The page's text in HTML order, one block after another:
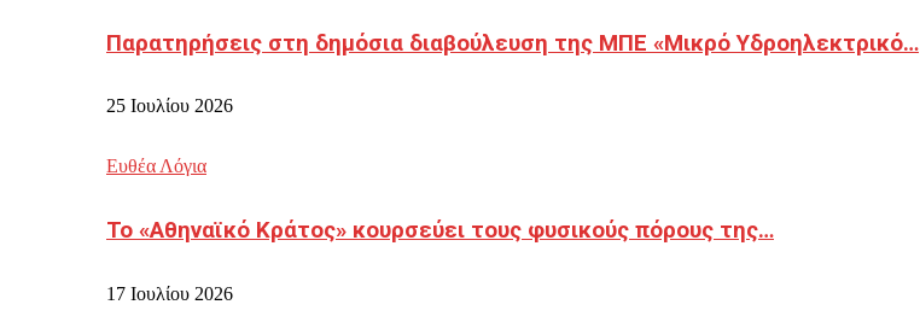
Παρατηρήσεις στη δημόσια διαβούλευση της ΜΠΕ «Μικρό Υδροηλεκτρικό…
25 Ιουλίου 2026
Ευθέα Λόγια
Το «Αθηναϊκό Κράτος» κουρσεύει τους φυσικούς πόρους της…
17 Ιουλίου 2026